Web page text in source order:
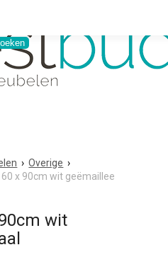
› Overige ›
x 90cm wit geëmaillee
wit